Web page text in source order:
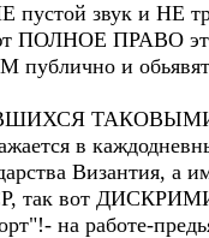
звук и НЕ
ПОЛНОЕ ПРАВО
публично и
в
Византия, а
так вот
на работе-